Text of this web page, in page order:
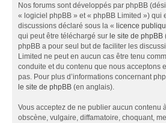
Nos forums sont développés par phpBB
« logiciel phpBB » et « phpBB Limited ») qui
discussions déclaré sous la « licence
qui peut être téléchargé sur le site de phpBB
phpBB a pour seul but de faciliter les
Limited ne peut en aucun cas être tenu
conduite et du contenu que nous acceptons
pas. Pour plus d’informations concernant
le site de phpBB (en anglais).
Vous acceptez de ne publier aucun contenu
obscène, vulgaire, diffamatoire, choquant,